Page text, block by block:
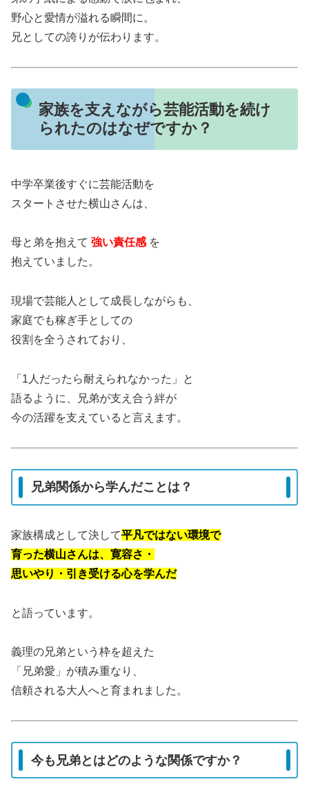
野心と愛情が溢れる瞬間に。
兄としての誇りが伝わります。
家族を支えながら芸能活動を続け
られたのはなぜですか？
中学卒業後すぐに芸能活動を
スタートさせた横山さんは、
母と弟を抱えて 強い責任感 を
抱えていました。
現場で芸能人として成長しながらも、
家庭でも稼ぎ手としての
役割を全うされており、
「1人だったら耐えられなかった」と
語るように、兄弟が支え合う絆が
今の活躍を支えていると言えます。
兄弟関係から学んだことは？
家族構成として決して平凡ではない環境で
育った横山さんは、寛容さ・
思いやり・引き受ける心を学んだ
と語っています。
義理の兄弟という枠を超えた
「兄弟愛」が積み重なり、
信頼される大人へと育まれました。
今も兄弟とはどのような関係ですか？